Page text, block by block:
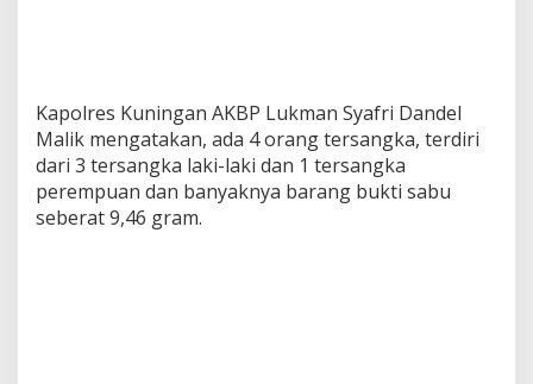
Kapolres Kuningan AKBP Lukman Syafri Dandel
Malik mengatakan, ada 4 orang tersangka, terdiri
dari 3 tersangka laki-laki dan 1 tersangka
perempuan dan banyaknya barang bukti sabu
seberat 9,46 gram.